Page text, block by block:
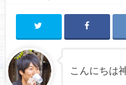
こんにちは